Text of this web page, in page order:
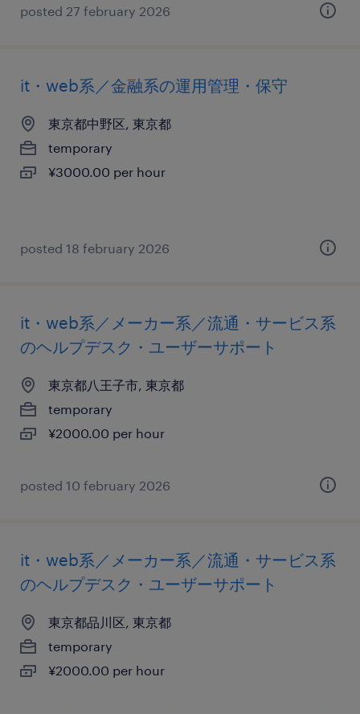
posted 27 february 2026
it・web系／金融系の運用管理・保守
東京都中野区, 東京都
temporary
¥3000.00 per hour
posted 18 february 2026
it・web系／メーカー系／流通・サービス系
のヘルプデスク・ユーザーサポート
東京都八王子市, 東京都
temporary
¥2000.00 per hour
posted 10 february 2026
it・web系／メーカー系／流通・サービス系
のヘルプデスク・ユーザーサポート
東京都品川区, 東京都
temporary
¥2000.00 per hour